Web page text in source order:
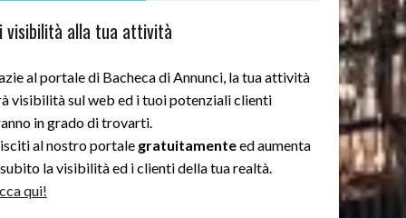
visibilità alla tua attività
al portale di Bacheca di Annunci, la tua attività
visibilità sul web ed i tuoi potenziali clienti
in grado di trovarti.
al nostro portale gratuitamenteed aumenta
la visibilità ed i clienti della tua realtà.
qui!